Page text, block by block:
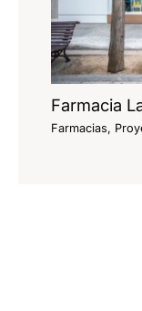
Farmacia
Farmacias,